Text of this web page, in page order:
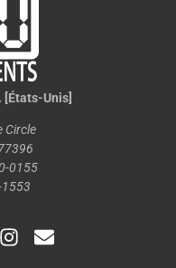
[États-Unis]
Circle
0155